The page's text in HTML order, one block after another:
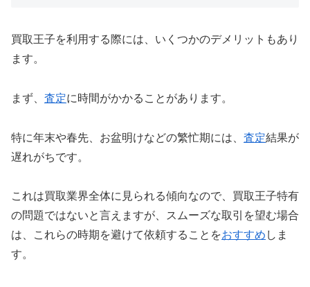
買取王子を利用する際には、いくつかのデメリットもあり
ます。
まず、 査定に時間がかかることがあります。
特に年末や春先、お盆明けなどの繁忙期には、 査定結果が
遅れがちです。
これは買取業界全体に見られる傾向なので、買取王子特有
の問題ではないと言えますが、スムーズな取引を望む場合
は、これらの時期を避けて依頼することをおすすめ しま
す。